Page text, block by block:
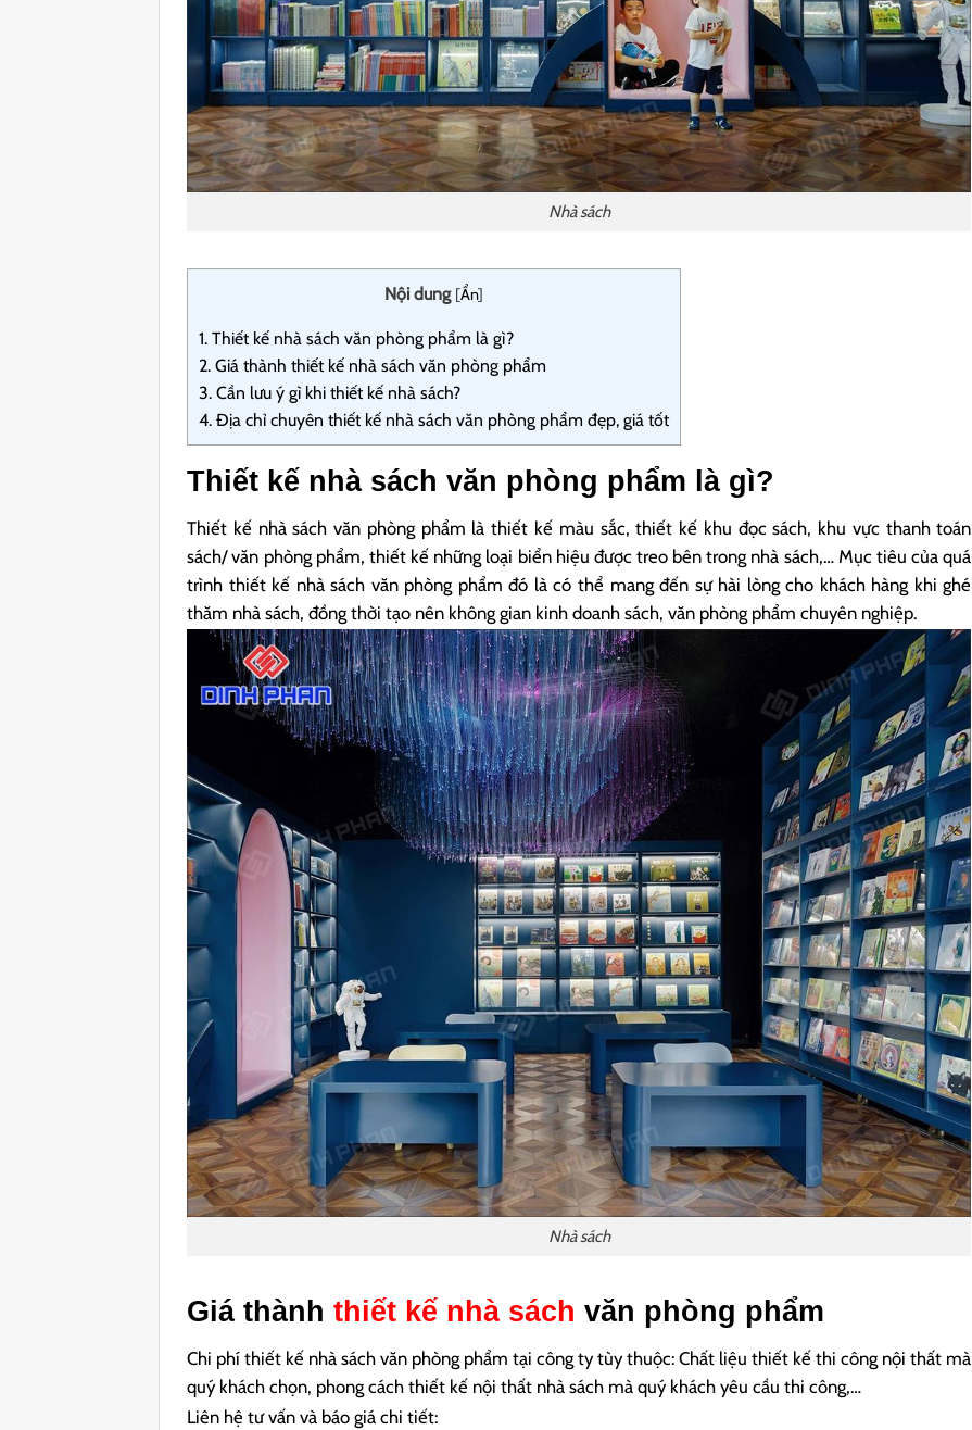
Nhà sách
Nội dung [Ẩn]
1. Thiết kế nhà sách văn phòng phẩm là gì?
2. Giá thành thiết kế nhà sách văn phòng phẩm
3. Cần lưu ý gì khi thiết kế nhà sách?
4. Địa chỉ chuyên thiết kế nhà sách văn phòng phẩm đẹp, giá tốt
Thiết kế nhà sách văn phòng phẩm là gì?
Thiết kế nhà sách văn phòng phẩm là thiết kế màu sắc, thiết kế khu đọc sách, khu vực thanh toán
sách/ văn phòng phẩm, thiết kế những loại biển hiệu được treo bên trong nhà sách,… Mục tiêu của quá
trình thiết kế nhà sách văn phòng phẩm đó là có thể mang đến sự hài lòng cho khách hàng khi ghé
thăm nhà sách, đồng thời tạo nên không gian kinh doanh sách, văn phòng phẩm chuyên nghiệp.
Nhà sách
Giá thànhthiết kế nhà sách văn phòng phẩm
Chi phí thiết kế nhà sách văn phòng phẩm tại công ty tùy thuộc: Chất liệu thiết kế thi công nội thất mà
quý khách chọn, phong cách thiết kế nội thất nhà sách mà quý khách yêu cầu thi công,…
Liên hệ tư vấn và báo giá chi tiết: